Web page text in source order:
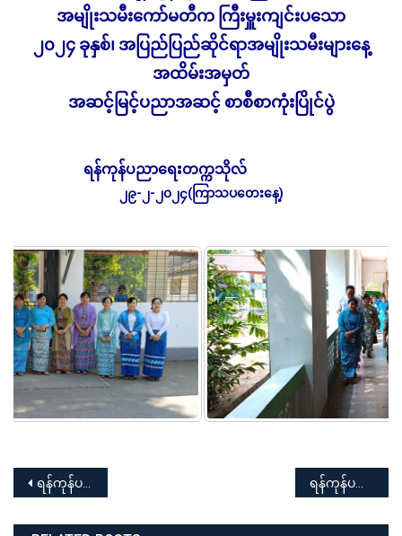
အမျိုးသမီးကော်မတီက ကြီးမှူးကျင်းပသော
၂၀၂၄ ခုနှစ်၊ အပြည်ပြည်ဆိုင်ရာအမျိုးသမီးများနေ့
အထိမ်းအမှတ်
အဆင့်မြင့်ပညာအဆင့် စာစီစာကုံးပြိုင်ပွဲ
ရန်ကုန်ပညာရေးတက္ကသိုလ်
၂၉-၂-၂၀၂၄(ကြာသပတေးနေ့)
Post
navigation
ရန်ကုန်ပညာရေးတက္ကသိုလ် ၂၀၂၃ – ၂၀၂၄ ပညာသင်နှစ် မြန်မာ့ရိုးရာ ထမနဲထိုးပြိုင်ပွဲ အခမ်းအနား ရန်ကုန်ပညာရေးတက္ကသိုလ် ကထိန်အောင်ပွဲ အခမ်းအနား